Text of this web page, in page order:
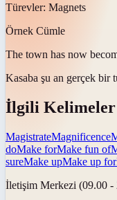
Türevler: Magnets
Örnek Cümle
The town has now
Kasaba şu an gerçek bir
İlgili Kelimeler
MagistrateMagnificence
doMake forMake fun of
sureMake upMake up for
İletişim Merkezi (09.00 -